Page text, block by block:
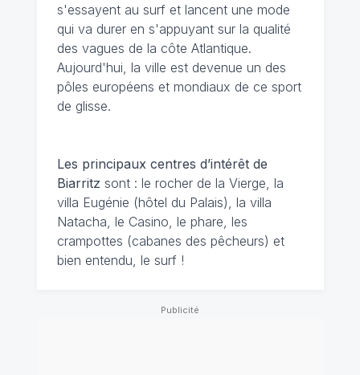
s'essayent au surf et lancent une mode
qui va durer en s'appuyant sur la qualité
des vagues de la côte Atlantique.
Aujourd'hui, la ville est devenue un des
pôles européens et mondiaux de ce sport
de glisse.
Les principaux centres d’intérêt de
Biarritz sont : le rocher de la Vierge, la
villa Eugénie (hôtel du Palais), la villa
Natacha, le Casino, le phare, les
crampottes (cabanes des pêcheurs) et
bien entendu, le surf !